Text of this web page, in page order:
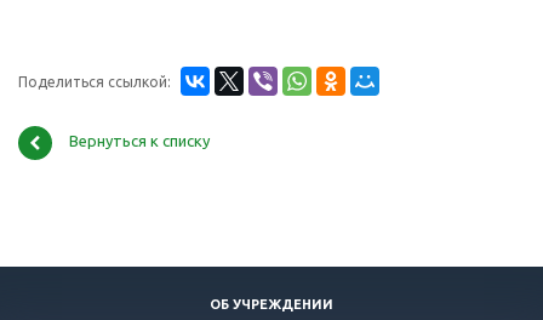
Поделиться ссылкой:
Вернуться к списку
ОБ УЧРЕЖДЕНИИ